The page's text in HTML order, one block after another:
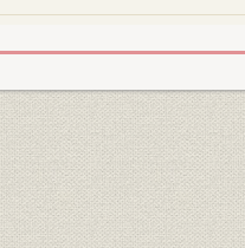
多様化
スの向上